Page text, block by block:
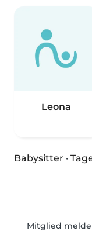
Leona
Babysitter ·
Mitglied